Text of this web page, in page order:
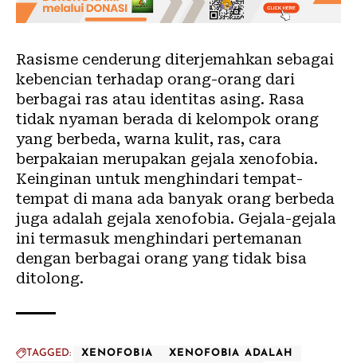
Rasisme cenderung diterjemahkan sebagai
kebencian terhadap orang-orang dari
berbagai ras atau identitas asing. Rasa
tidak nyaman berada di kelompok orang
yang berbeda, warna kulit, ras, cara
berpakaian merupakan gejala xenofobia.
Keinginan untuk menghindari tempat-
tempat di mana ada banyak orang berbeda
juga adalah gejala xenofobia. Gejala-gejala
ini termasuk menghindari pertemanan
dengan berbagai orang yang tidak bisa
ditolong.
TAGGED: XENOFOBIA
XENOFOBIA ADALAH